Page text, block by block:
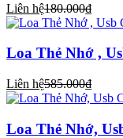
Liên hệ180.000₫
Loa Thẻ Nhớ ,
Liên hệ585.000₫
Loa Thẻ Nhớ,